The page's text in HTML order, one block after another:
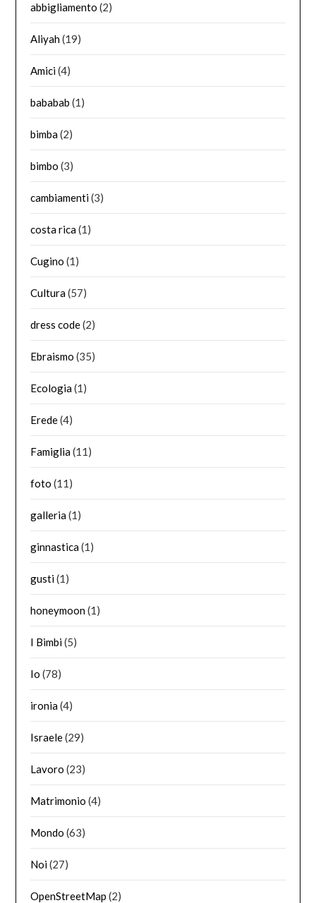
abbigliamento (2)
Aliyah(19)
Amici(4)
bababab (1)
bimba(2)
bimbo (3)
cambiamenti(3)
costa rica(1)
Cugino (1)
Cultura(57)
dress code(2)
Ebraismo (35)
Ecologia(1)
Erede(4)
Famiglia(11)
foto (11)
galleria(1)
ginnastica(1)
gusti(1)
honeymoon(1)
I Bimbi(5)
Io (78)
ironia(4)
Israele(29)
Lavoro (23)
Matrimonio (4)
Mondo (63)
Noi(27)
OpenStreetMap (2)